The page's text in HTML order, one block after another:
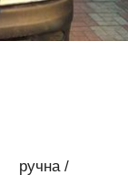
ручна /